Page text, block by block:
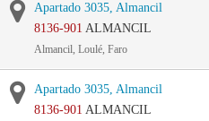
Apartado 3035, Almancil
8136-901 ALMANCIL
Almancil, Loulé, Faro
Apartado 3035, Almancil
8136-901 ALMANCIL